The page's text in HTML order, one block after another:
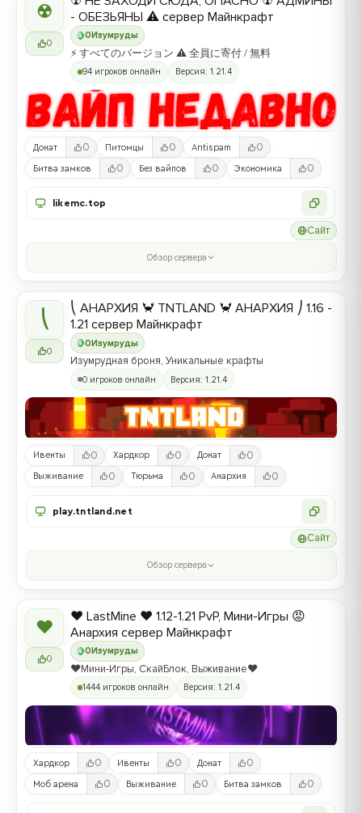
☢
0
0 Изумруды
- ОБЕЗЬЯНЫ ⚠ сервер Майнкрафт
⚡ すべてのバージョン ⚠ 全員に寄付 / 無料
94 игроков онлайн Версия: 1.21.4
Донат 0 Питомцы 0 Antispam 0
Битва замков 0 Без вайпов 0 Экономика 0
likemc.top
Сайт
Обзор сервера
⎝
0
0Изумруды
⎝ АНАРХИЯ 🦀 TNTLAND 🦀 АНАРХИЯ ⎠ 1.16 -
1.21 сервер Майнкрафт
Изумрудная броня, Уникальные крафты
0 игроков онлайн Версия: 1.21.4
Ивенты 0 Хардкор 0 Донат 0
Выживание 0 Тюрьма 0 Анархия 0
play.tntland.net
Сайт
Обзор сервера
❤
0
0 Изумруды
❤️ LastMine ❤️ 1.12-1.21 PvP, Мини-Игры 😡
Анархия сервер Майнкрафт
❤️Мини-Игры, СкайБлок, Выживание❤️
1444 игроков онлайн Версия: 1.21.4
Хардкор 0 Ивенты 0 Донат 0
Моб арена 0 Выживание 0 Битва замков 0